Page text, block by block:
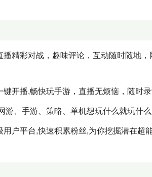
精彩对战，趣味评论，互动随时随地
开播,畅快玩手游，直播无烦恼，随时
游、手游、策略、单机想玩什么就玩什
户平台,快速积累粉丝,为你挖掘潜在超